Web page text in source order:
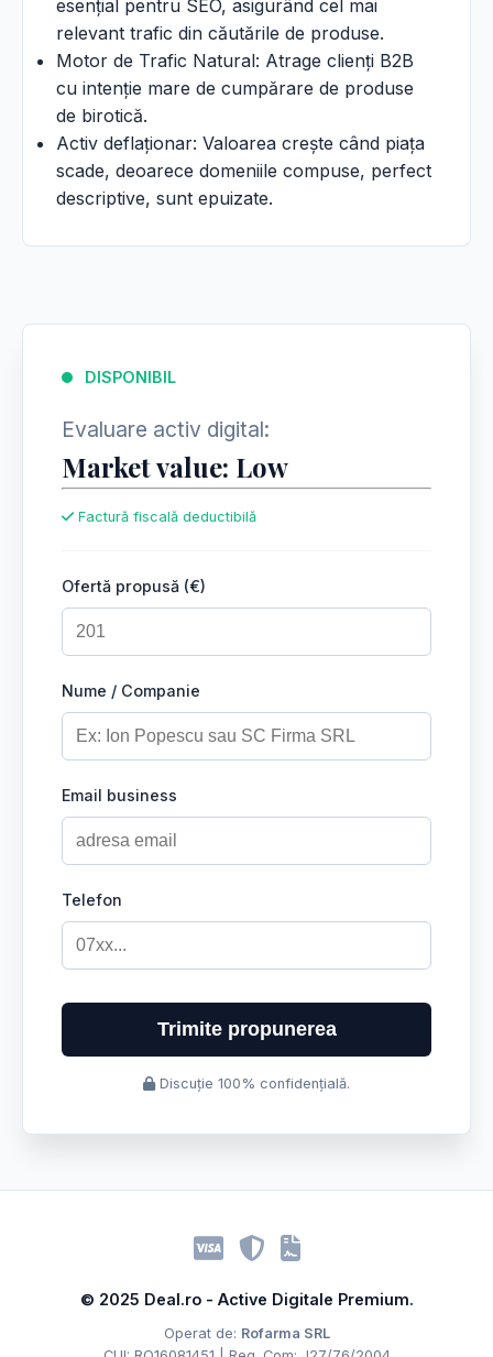
esențial pentru SEO, asigurând cel mai
relevant trafic din căutările de produse.
Motor de Trafic Natural: Atrage clienți B2B
cu intenție mare de cumpărare de produse
de birotică.
Activ deflaționar: Valoarea crește când piața
scade, deoarece domeniile compuse, perfect
descriptive, sunt epuizate.
DISPONIBIL
Evaluare activ digital:
Market value: Low
Factură fiscală deductibilă
Ofertă propusă (€)
Nume / Companie
Email business
Telefon
Trimite propunerea
Discuție 100% confidențială.
© 2025 Deal.ro - Active Digitale Premium.
Operat de: Rofarma SRL